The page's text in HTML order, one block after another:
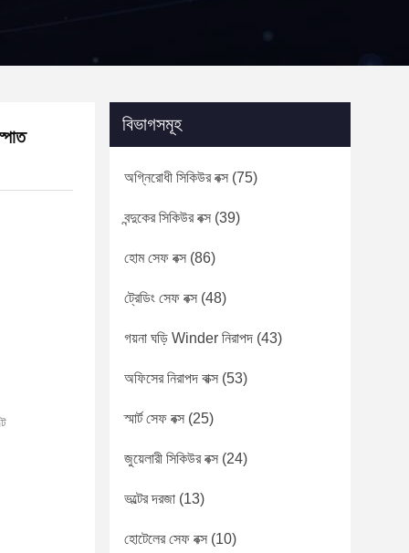
বিভাগসমূহ
অগ্নিরোধী সিকিউর বক্স (75)
বন্দুকের সিকিউর বক্স (39)
হোম সেফ বক্স (86)
ট্রেডিং সেফ বক্স (48)
গয়না ঘড়ি Winder নিরাপদ (43)
অফিসের নিরাপদ বাক্স (53)
স্মার্ট সেফ বক্স (25)
জুয়েলারী সিকিউর বক্স (24)
ভল্টের দরজা (13)
হোটেলের সেফ বক্স (10)